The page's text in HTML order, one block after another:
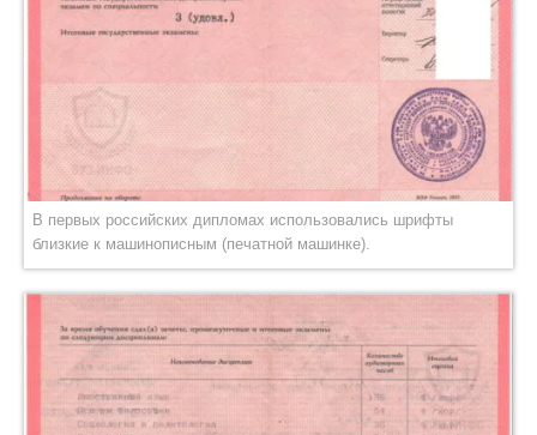
В первых российских дипломах использовались шрифты
близкие к машинописным (печатной машинке).